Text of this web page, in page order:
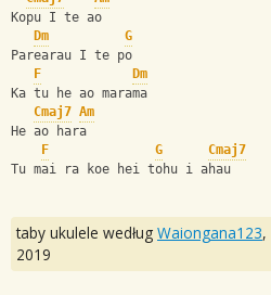
Kopu I te ao
Dm
G
Parearau I te po
F
Dm
Ka tu he ao marama
Cmaj7 Am
He ao hara
F
G
Cmaj7
Tu mai ra koe hei tohu i ahau
taby ukulele według Waiongana123,
2019